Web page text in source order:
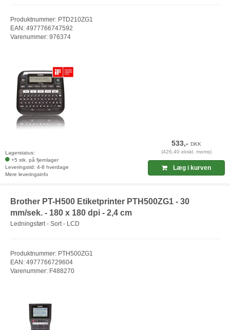
Produktnummer: PTD210ZG1
EAN: 4977766747592
Varenummer: 976374
Lagerstatus:
+5 stk. på fjernlager
Leveringstid: 4-8 hverdage
Mere leveringsinfo
533,-DKK
(426,40 ekskl. moms)
Læg i kurven
Brother PT-H500 Etiketprinter PTH500ZG1 - 30
mm/sek. - 180 x 180 dpi - 2,4 cm
Ledningsført - Sort - LCD
Produktnummer: PTH500ZG1
EAN: 4977766729604
Varenummer: F488270